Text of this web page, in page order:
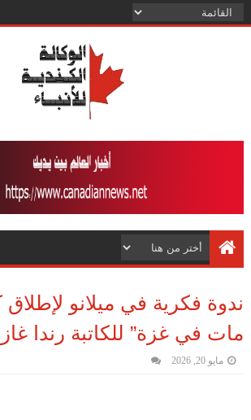
ندوة فكرية في ميلانو
مات في غزة” للكاتبة رندا
مايو 20, 2026